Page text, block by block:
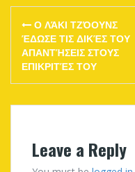
Post
navigation
Ο ΛΆΚΙ ΤΖΌΟΥΝΣ
ΈΔΩΣΕ ΤΙΣ ΔΙΚΈΣ ΤΟΥ
ΑΠΑΝΤΉΣΕΙΣ ΣΤΟΥΣ
ΕΠΙΚΡΙΤΈΣ ΤΟΥ
Leave a Reply